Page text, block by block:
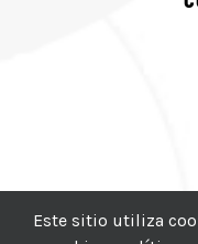
Este sitio utiliza